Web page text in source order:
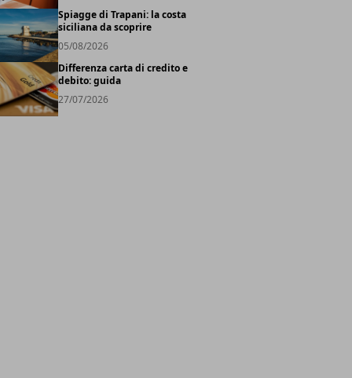
Spiagge di Trapani: la costa
siciliana da scoprire
05/08/2026
Differenza carta di credito e
debito: guida
27/07/2026